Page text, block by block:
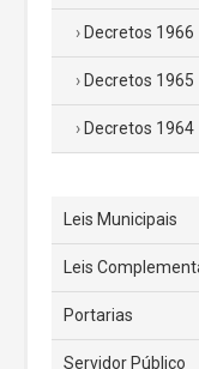
Decretos 1966
Decretos 1965
Decretos 1964
Leis Municipais
Leis
Portarias
Servidor Público